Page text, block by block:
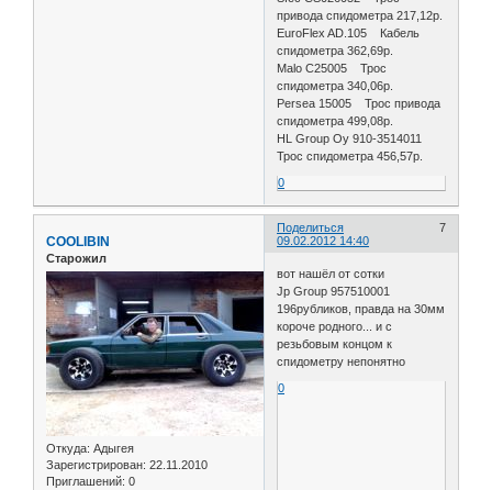
привода спидометра 217,12р.
EuroFlex AD.105 Кабель
спидометра 362,69р.
Malo C25005 Трос
спидометра 340,06р.
Persea 15005 Трос привода
спидометра 499,08р.
HL Group Oy 910-3514011
Трос спидометра 456,57р.
0
Поделиться
7
09.02.2012 14:40
COOLIBIN
Старожил
Откуда: Адыгея
Зарегистрирован: 22.11.2010
Приглашений: 0
вот нашёл от сотки
Jp Group 957510001
196рубликов, правда на 30мм
короче родного... и с
резьбовым концом к
спидометру непонятно
0